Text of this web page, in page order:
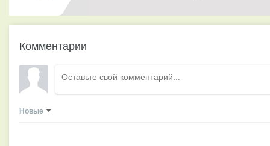
Комментарии
Новые